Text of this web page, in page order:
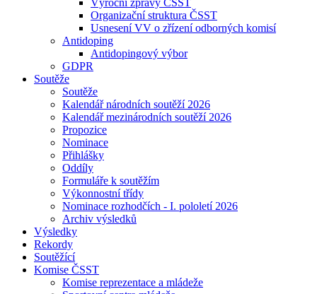
Výroční zprávy ČSST
Organizační struktura ČSST
Usnesení VV o zřízení odborných komisí
Antidoping
Antidopingový výbor
GDPR
Soutěže
Soutěže
Kalendář národních soutěží 2026
Kalendář mezinárodních soutěží 2026
Propozice
Nominace
Přihlášky
Oddíly
Formuláře k soutěžím
Výkonnostní třídy
Nominace rozhodčích - I. pololetí 2026
Archiv výsledků
Výsledky
Rekordy
Soutěžící
Komise ČSST
Komise reprezentace a mládeže